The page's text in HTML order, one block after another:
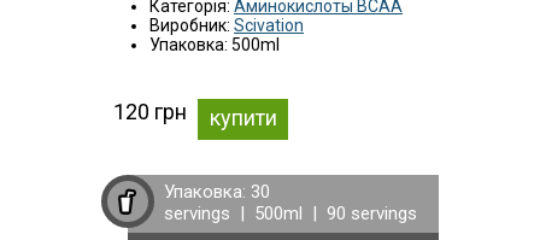
Категорія: Аминокислоты BCAA
Виробник: Scivation
Упаковка: 500ml
120 грн купити
Упаковка: 30
servings | 500ml | 90 servings